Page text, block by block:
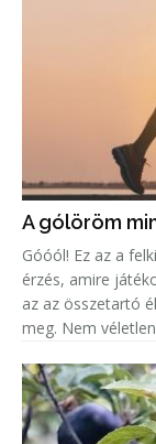
A gólöröm
Góóól! Ez az a
érzés, amire
az az összetartó
meg. Nem